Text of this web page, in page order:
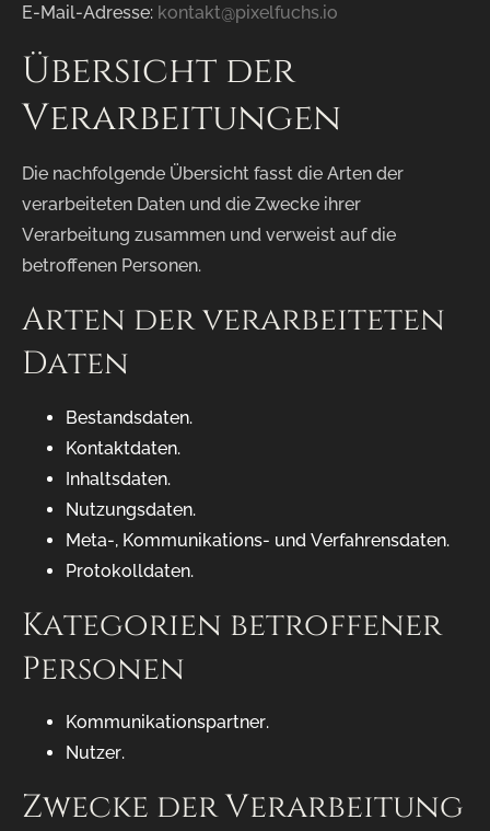
E-Mail-Adresse: kontakt@pixelfuchs.io
Übersicht der
Verarbeitungen
Die nachfolgende Übersicht fasst die Arten der
verarbeiteten Daten und die Zwecke ihrer
Verarbeitung zusammen und verweist auf die
betroffenen Personen.
Arten der verarbeiteten
Daten
Bestandsdaten.
Kontaktdaten.
Inhaltsdaten.
Nutzungsdaten.
Meta-, Kommunikations- und Verfahrensdaten.
Protokolldaten.
Kategorien betroffener
Personen
Kommunikationspartner.
Nutzer.
Zwecke der Verarbeitung